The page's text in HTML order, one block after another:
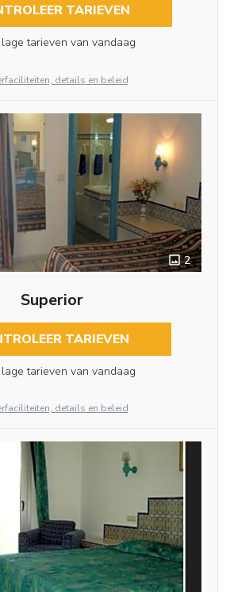
TARIEVEN
tarieven van vandaag
details en beleid
2
Superior
TARIEVEN
tarieven van vandaag
details en beleid